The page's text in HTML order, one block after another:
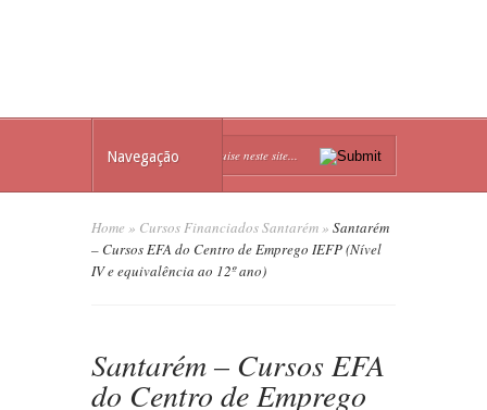
Navegação
Home » Cursos Financiados Santarém» Santarém
– Cursos EFA do Centro de Emprego IEFP (Nível
IV e equivalência ao 12º ano)
Santarém – Cursos EFA
do Centro de Emprego